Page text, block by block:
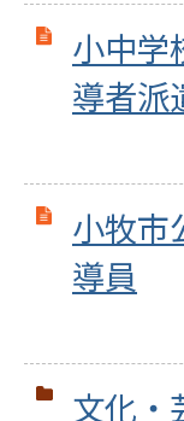
小中学
導者派
小牧市
導員
文化・